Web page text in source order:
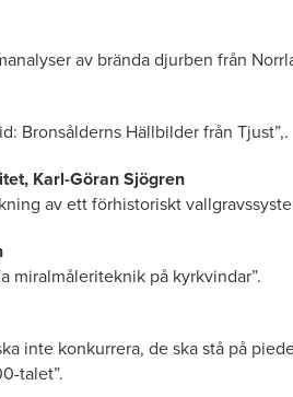
av brända djurben från
Bronsålderns Hällbilder från Tjust”,.
Karl-Göran Sjögren
av ett förhistoriskt
miralmåleriteknik på kyrkvindar”.
inte konkurrera, de ska stå på
talet”.